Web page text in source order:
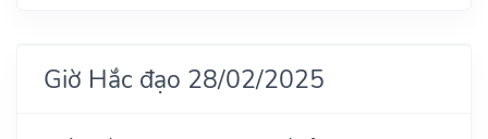
Giờ Hắc đạo 28/02/2025